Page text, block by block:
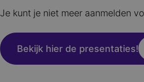
Je kunt je niet meer aanmelden
Bekijk hier de presentaties!